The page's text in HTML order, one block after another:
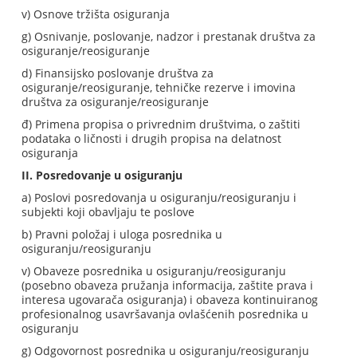
v) Osnove tržišta osiguranja
g) Osnivanje, poslovanje, nadzor i prestanak društva za
osiguranje/reosiguranje
d) Finansijsko poslovanje društva za
osiguranje/reosiguranje, tehničke rezerve i imovina
društva za osiguranje/reosiguranje
đ) Primena propisa o privrednim društvima, o zaštiti
podataka o ličnosti i drugih propisa na delatnost
osiguranja
II. Posredovanje u osiguranju
a) Poslovi posredovanja u osiguranju/reosiguranju i
subjekti koji obavljaju te poslove
b) Pravni položaj i uloga posrednika u
osiguranju/reosiguranju
v) Obaveze posrednika u osiguranju/reosiguranju
(posebno obaveza pružanja informacija, zaštite prava i
interesa ugovarača osiguranja) i obaveza kontinuiranog
profesionalnog usavršavanja ovlašćenih posrednika u
osiguranju
g) Odgovornost posrednika u osiguranju/reosiguranju